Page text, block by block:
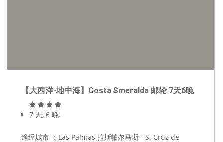
【大西洋-地中海】Costa Smeralda 邮轮 7天6晚
7 天, 6 晚.
途经城市 ：Las Palmas 拉斯帕尔马斯 - S. Cruz de